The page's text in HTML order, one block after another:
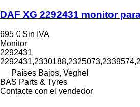
DAF XG 2292431 monitor
695 € Sin IVA
Monitor
2292431
Países Bajos, Veghel
BAS Parts & Tyres
Contacte con el vendedor